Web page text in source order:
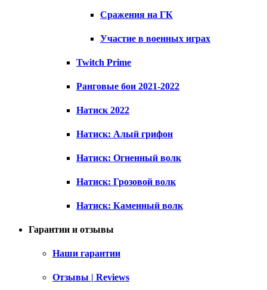
Сражения на ГК
Участие в военных играх
Twitch Prime
Ранговые бои 2021-2022
Натиск 2022
Натиск: Алый грифон
Натиск: Огненный волк
Натиск: Грозовой волк
Натиск: Каменный волк
Гарантии и отзывы
Наши гарантии
Отзывы | Reviews